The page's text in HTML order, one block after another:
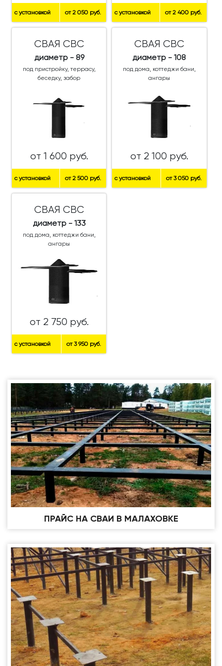
с установкой от 2 050 руб. с установкой от 2 400 руб.
СВАЯ СВС
диаметр - 89
под пристройку, террасу,
беседку, забор
от 1 600 руб.
с установкой от 2 500 руб.
СВАЯ СВС
диаметр - 108
под дома, коттеджи бани,
ангары
от 2 100 руб.
с установкой от 3 050 руб.
СВАЯ СВС
диаметр - 133
под дома, коттеджи бани,
ангары
от 2 750 руб.
с установкой от 3 950 руб.
ПРАЙС НА СВАИ В МАЛАХОВКЕ